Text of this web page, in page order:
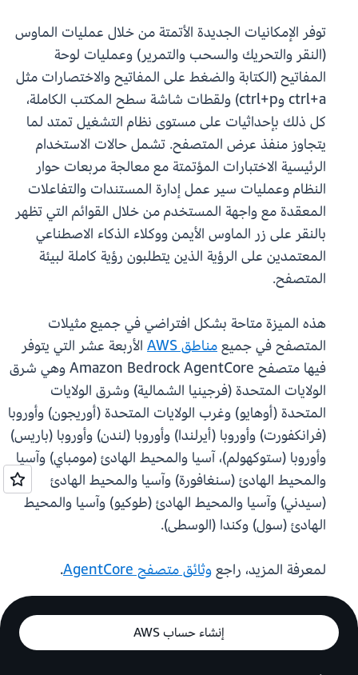
توفر الإمكانيات الجديدة الأتمتة من خلال عمليات الماوس
(النقر والتحريك والسحب والتمرير) وعمليات لوحة
المفاتيح (الكتابة والضغط على المفاتيح والاختصارات مثل
ctrl+a وctrl+p) ولقطات شاشة سطح المكتب الكاملة،
كل ذلك بإحداثيات على مستوى نظام التشغيل تمتد لما
يتجاوز منفذ عرض المتصفح. تشمل حالات الاستخدام
الرئيسية الاختبارات المؤتمتة مع معالجة مربعات حوار
النظام وعمليات سير عمل إدارة المستندات والتفاعلات
المعقدة مع واجهة المستخدم من خلال القوائم التي تظهر
بالنقر على زر الماوس الأيمن ووكلاء الذكاء الاصطناعي
المعتمدين على الرؤية الذين يتطلبون رؤية كاملة لبيئة
المتصفح.
هذه الميزة متاحة بشكل افتراضي في جميع مثيلات
المتصفح في جميعمناطق AWS
الأربعة عشر التي يتوفر
فيها متصفح Amazon Bedrock AgentCore وهي شرق
الولايات المتحدة (فرجينيا الشمالية) وشرق الولايات
المتحدة (أوهايو) وغرب الولايات المتحدة (أوريجون) وأوروبا
(فرانكفورت) وأوروبا (أيرلندا) وأوروبا (لندن) وأوروبا (باريس)
وأوروبا (ستوكهولم)، آسيا والمحيط الهادئ (مومباي) وآسيا
والمحيط الهادئ (سنغافورة) وآسيا والمحيط الهادئ
(سيدني) وآسيا والمحيط الهادئ (طوكيو) وآسيا والمحيط
الهادئ (سول) وكندا (الوسطى).
لمعرفة المزيد، راجعوثائق متصفح AgentCore .
إنشاء حساب AWS